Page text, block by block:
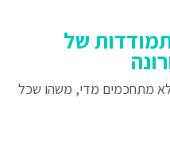
של
מתחכמים מדי, משהו שכל